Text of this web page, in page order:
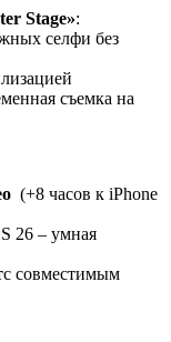
Stage»:
селфи без
съемка на
(+8 часов к iPhone
26 – умная
с совместимым